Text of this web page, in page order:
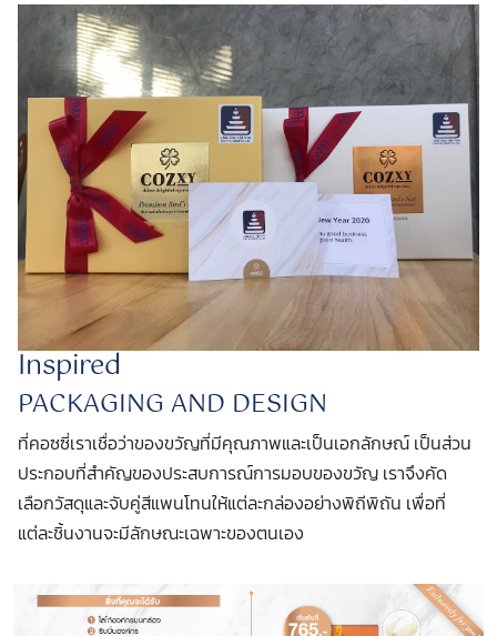
Inspired
PACKAGING AND DESIGN
ที่คอซซี่เราเชื่อว่าของขวัญที่มีคุณภาพและเป็นเอกลักษณ์ เป็นส่วน
ประกอบที่สำคัญของประสบการณ์การมอบของขวัญ เราจึงคัด
เลือกวัสดุและจับคู่สีแพนโทนให้แต่ละกล่องอย่างพิถีพิถัน เพื่อที่
แต่ละชิ้นงานจะมีลักษณะเฉพาะของตนเอง